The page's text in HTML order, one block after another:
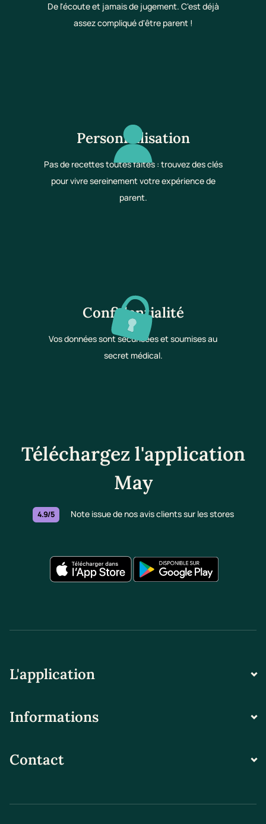
De l'écoute et jamais de jugement. C'est déjà
assez compliqué d'être parent !
Personnalisation
Pas de recettes toutes faites : trouvez des clés
pour vivre sereinement votre expérience de
parent.
Confidentialité
Vos données sont sécurisées et soumises au
secret médical.
Téléchargez l'application
May
4.9/5 Note issue de nos avis clients sur les stores
L'application
Informations
Contact